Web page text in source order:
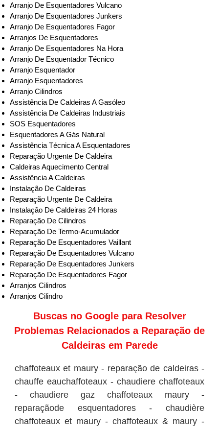
Arranjo De Esquentadores Vulcano
Arranjo De Esquentadores Junkers
Arranjo De Esquentadores Fagor
Arranjos De Esquentadores
Arranjo De Esquentadores Na Hora
Arranjo De Esquentador Técnico
Arranjo Esquentador
Arranjo Esquentadores
Arranjo Cilindros
Assistência De Caldeiras A Gasóleo
Assistência De Caldeiras Industriais
SOS Esquentadores
Esquentadores A Gás Natural
Assistência Técnica A Esquentadores
Reparação Urgente De Caldeira
Caldeiras Aquecimento Central
Assistência A Caldeiras
Instalação De Caldeiras
Reparação Urgente De Caldeira
Instalação De Caldeiras 24 Horas
Reparação De Cilindros
Reparação De Termo-Acumulador
Reparação De Esquentadores Vaillant
Reparação De Esquentadores Vulcano
Reparação De Esquentadores Junkers
Reparação De Esquentadores Fagor
Arranjos Cilindros
Arranjos Cilindro
Buscas no Google para Resolver
Problemas Relacionados a Reparação de
Caldeiras em Parede
chaffoteaux et maury - reparação de caldeiras -
chauffe eauchaffoteaux - chaudiere chaffoteaux
- chaudiere gaz chaffoteaux maury -
reparaçãode esquentadores - chaudière
chaffoteaux et maury - chaffoteaux & maury -